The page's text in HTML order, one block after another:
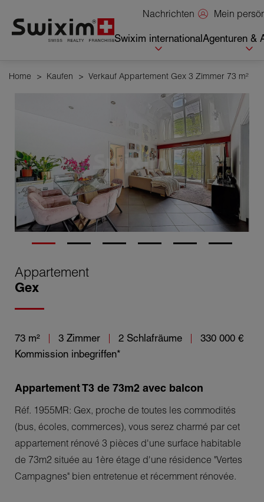
Nachrichten Mein
Swixim internationalAgenturen &
Home > Kaufen > Verkauf Appartement Gex 3 Zimmer 73 m²
Appartement
Gex
73 m² 3 Zimmer 2 Schlafräume
330 000 €
Kommission inbegriffen*
Appartement T3 de 73m2 avec balcon
Réf. 1955MR: Gex, proche de toutes les commodités
(bus, écoles, commerces), vous serez charmé par cet
appartement rénové 3 pièces d'une surface habitable
de 73m2 située au 1ère étage d'une résidence "Vertes
Campagnes" bien entretenue et récemment rénovée.